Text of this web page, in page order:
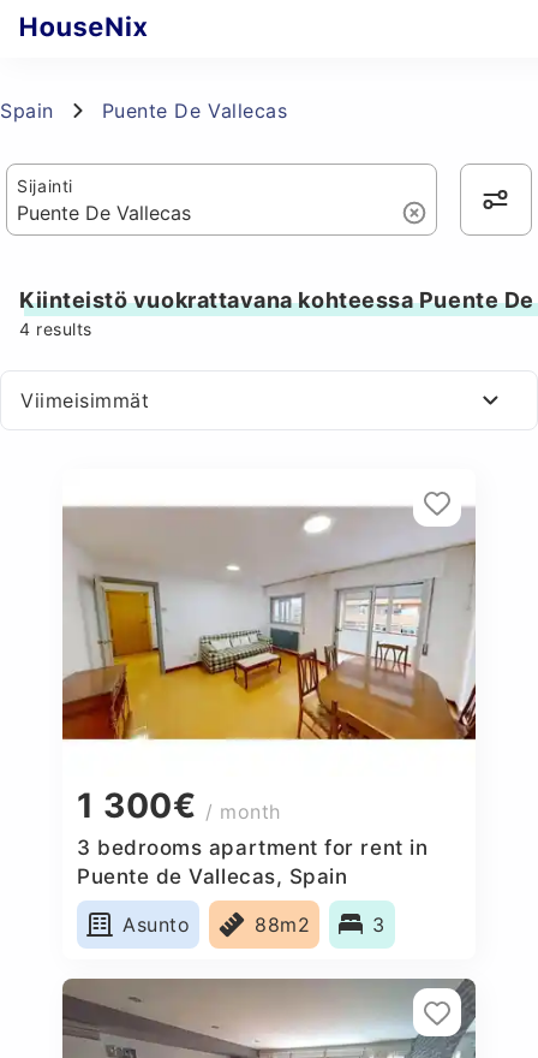
Spain Puente De Vallecas
Sijainti
Kiinteistö vuokrattavana kohteessa Puente
4 results
Viimeisimmät
1 300€ / month
3 bedrooms apartment for rent in
Puente de Vallecas, Spain
Asunto
88m2 3